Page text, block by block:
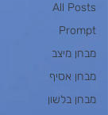
All Posts
Prompt
מבחן מיצב
מבחן אסיף
מבחן בלשון